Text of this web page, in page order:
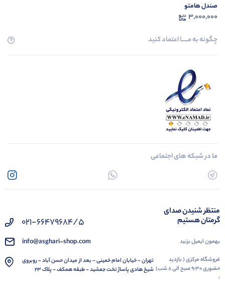
صندل هامتو
3,000,000
چگونه به مــــــا اعتماد کنید
ما در شبکه های اجتماعی
منتظر شنیدن صدای
گرمتان هستیم
بهمون ایمیل بزنید
فروشگاه مرکزی ( بازدید
حضوری 9:30 صبح الی 8 شب)
:
021-66479684/5
info@asghari-shop.com
تهران - خیابان امام خمینی - بعد از میدان حسن آباد - روبروی
شیخ هادی پاساژ تخت جمشید - طبقه همکف - پلاک 23